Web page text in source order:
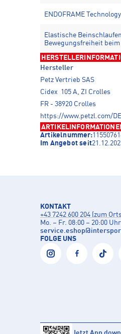
ENDOFRAME
Elastische
Bewegungsfreiheit
Hersteller
Petz Vertrieb SAS
Cidex 105 A, ZI Crolles
FR - 38920 Crolles
https://www.petzl.com/
Artikelnummer:
Im Angebot seit
KONTAKT
+43 7242 600 204 (zum
Mo. – Fr. 08:00 – 20:00 Uhr
service.eshop@
FOLGE UNS